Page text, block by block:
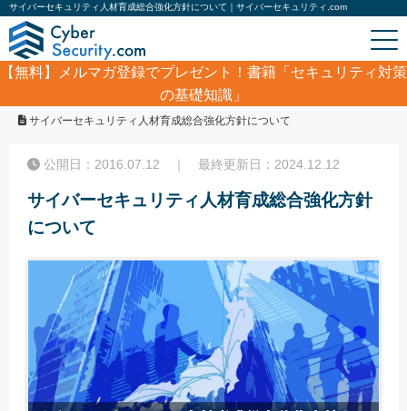
サイバーセキュリティ人材育成総合強化方針について｜サイバーセキュリティ.com
【無料】
メルマガ登録でプレゼント！書籍「セキュリティ対策
の基礎知識」
サイバーセキュリティ人材育成総合強化方針について
公開日：2016.07.12 ｜ 最終更新日：2024.12.12
サイバーセキュリティ人材育成総合強化方針
について